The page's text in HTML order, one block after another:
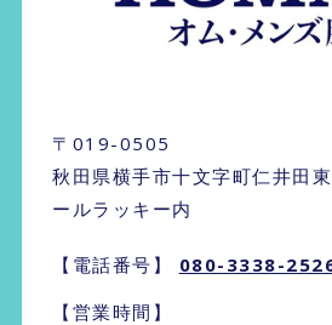
〒019-0505
秋田県横手市十文字町仁井田
ールラッキー内
【電話番号】 080-3338-
【営業時間】